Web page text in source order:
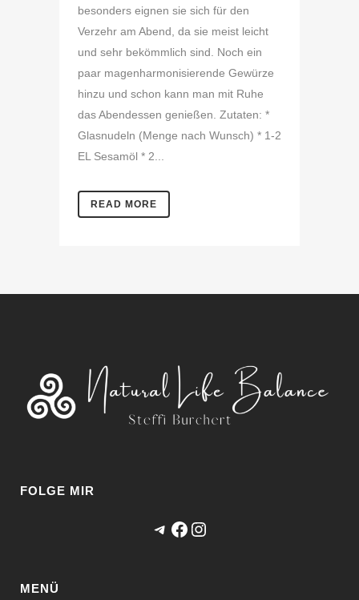
besonders eignen sie sich für den
Verzehr am Abend, da sie meist leicht
und sehr bekömmlich sind. Noch ein
paar magenharmonisierende Gewürze
hinzu und schon kann man mit Ruhe
das Abendessen genießen. Zutaten: *
Glasnudeln (Menge nach Wunsch) * 1-2
EL Sesamöl * 2...
READ MORE
FOLGE MIR
Telegram
Facebook
Instagram
MENÜ